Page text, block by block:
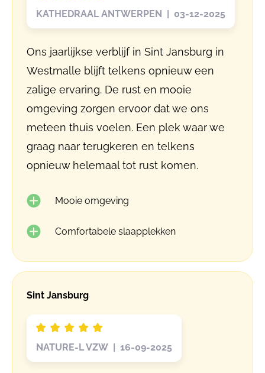
KATHEDRAAL ANTWERPEN | 03-12-2025
Ons jaarlijkse verblijf in Sint Jansburg in
Westmalle blijft telkens opnieuw een
zalige ervaring. De rust en mooie
omgeving zorgen ervoor dat we ons
meteen thuis voelen. Een plek waar we
graag naar terugkeren en telkens
opnieuw helemaal tot rust komen.
Mooie omgeving
Comfortabele slaapplekken
Sint Jansburg
NATURE-L VZW | 16-09-2025